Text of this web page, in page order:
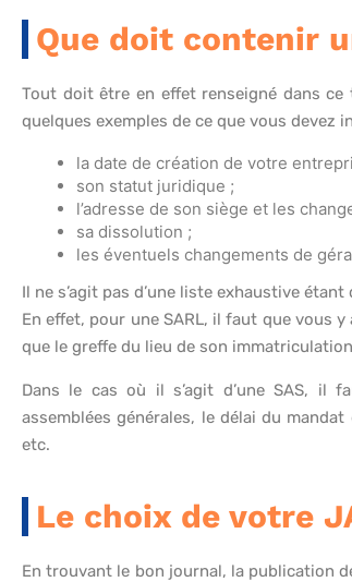
Que doit contenir
Tout doit être en effet renseigné dans ce
quelques exemples de ce que vous devez
la date de création de votre
son statut juridique ;
l’adresse de son siège et les
sa dissolution ;
les éventuels changements de
Il ne s’agit pas d’une liste exhaustive
En effet, pour une SARL, il faut que vous
que le greffe du lieu de son
Dans le cas où il s’agit d’une SAS, il
assemblées générales, le délai du
etc.
Le choix de votre
En trouvant le bon journal, la publication